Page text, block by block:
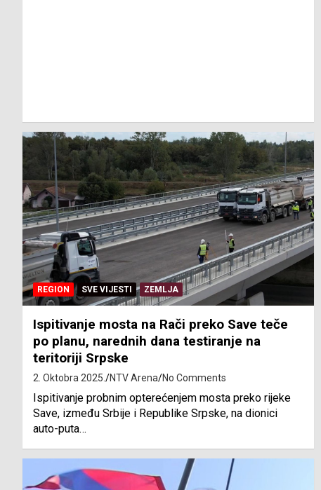
REGION SVE VIJESTI ZEMLJA
Ispitivanje mosta na Rači preko Save teče
po planu, narednih dana testiranje na
teritoriji Srpske
2. Oktobra 2025. NTV Arena No Comments
Ispitivanje probnim opterećenjem mosta preko rijeke
Save, između Srbije i Republike Srpske, na dionici
auto-puta…